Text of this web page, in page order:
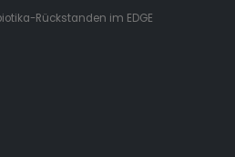
Rückstanden im EDGE